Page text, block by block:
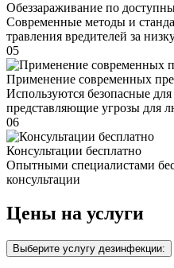
Обеззараживание по
Современные методы и
травления вредителей за
05
Применение современных
Используются безопасные
представляющие угрозы для
06
Консультации бесплатно
Опытными специалистами
консультации
Цены на услуги
Выберите услугу дезинфекции: